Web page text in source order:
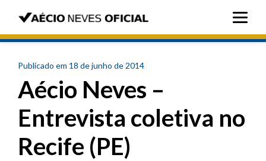
Publicado em 18 de junho de 2014
Aécio Neves –
Entrevista coletiva no
Recife (PE)